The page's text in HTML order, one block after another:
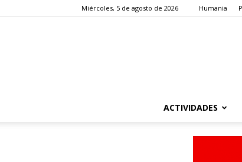
Miércoles, 5 de agosto de 2026 Humania
ACTIVIDADES